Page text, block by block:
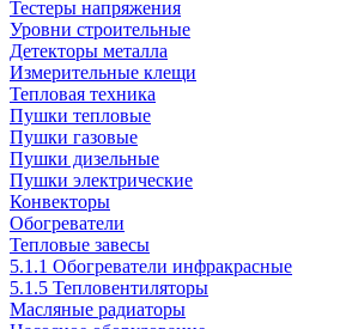
Тестеры напряжения
Уровни строительные
Детекторы металла
Измерительные клещи
Тепловая техника
Пушки тепловые
Пушки газовые
Пушки дизельные
Пушки электрические
Конвекторы
Обогреватели
Тепловые завесы
5.1.1 Обогреватели инфракрасные
5.1.5 Тепловентиляторы
Масляные радиаторы